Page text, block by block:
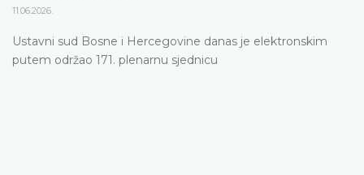
11.06.2026.
Ustavni sud Bosne i Hercegovine danas je elektronskim
putem održao 171. plenarnu sjednicu